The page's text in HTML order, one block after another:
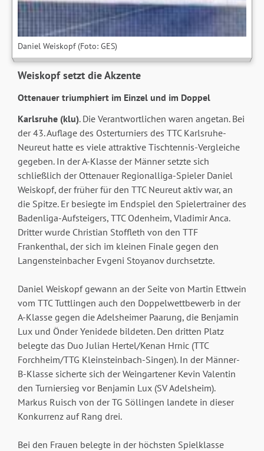
Daniel Weiskopf (Foto: GES)
Weiskopf setzt die Akzente
Ottenauer triumphiert im Einzel und im Doppel
Karlsruhe (klu). Die Verantwortlichen waren angetan. Bei
der 43. Auflage des Osterturniers des TTC Karlsruhe-
Neureut hatte es viele attraktive Tischtennis-Vergleiche
gegeben. In der A-Klasse der Männer setzte sich
schließlich der Ottenauer Regionalliga-Spieler Daniel
Weiskopf, der früher für den TTC Neureut aktiv war, an
die Spitze. Er besiegte im Endspiel den Spielertrainer des
Badenliga-Aufsteigers, TTC Odenheim, Vladimir Anca.
Dritter wurde Christian Stoffleth von den TTF
Frankenthal, der sich im kleinen Finale gegen den
Langensteinbacher Evgeni Stoyanov durchsetzte.
Daniel Weiskopf gewann an der Seite von Martin Ettwein
vom TTC Tuttlingen auch den Doppelwettbewerb in der
A-Klasse gegen die Adelsheimer Paarung, die Benjamin
Lux und Önder Yenidede bildeten. Den dritten Platz
belegte das Duo Julian Hertel/Kenan Hrnic (TTC
Forchheim/TTG Kleinsteinbach-Singen). In der Männer-
B-Klasse sicherte sich der Weingartener Kevin Valentin
den Turniersieg vor Benjamin Lux (SV Adelsheim).
Markus Ruisch von der TG Söllingen landete in dieser
Konkurrenz auf Rang drei.
Bei den Frauen belegte in der höchsten Spielklasse